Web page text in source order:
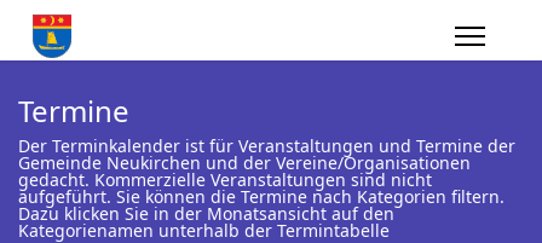
Termine
Der Terminkalender ist für Veranstaltungen und Termine der
Gemeinde Neukirchen und der Vereine/Organisationen
gedacht. Kommerzielle Veranstaltungen sind nicht
aufgeführt. Sie können die Termine nach Kategorien filtern.
Dazu klicken Sie in der Monatsansicht auf den
Kategorienamen unterhalb der Termintabelle